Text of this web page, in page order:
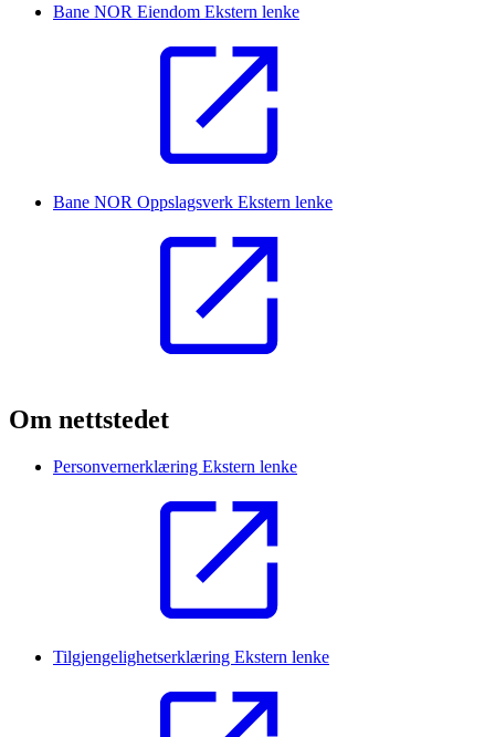
Bane NOR Eiendom Ekstern lenke
Bane NOR Oppslagsverk Ekstern lenke
Om nettstedet
Personvernerklæring Ekstern lenke
Tilgjengelighetserklæring Ekstern lenke